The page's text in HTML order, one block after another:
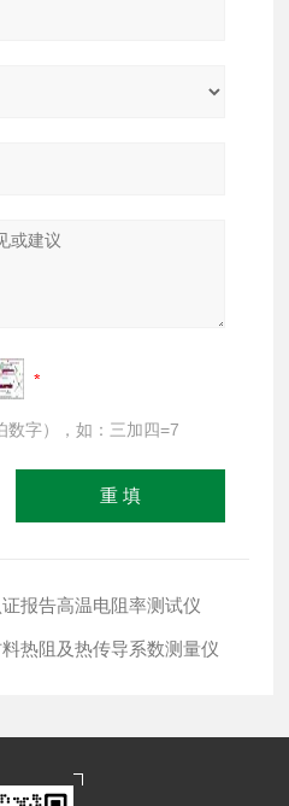
数字），如：三加四=7
报告高温电阻率测试仪
热阻及热传导系数测量仪